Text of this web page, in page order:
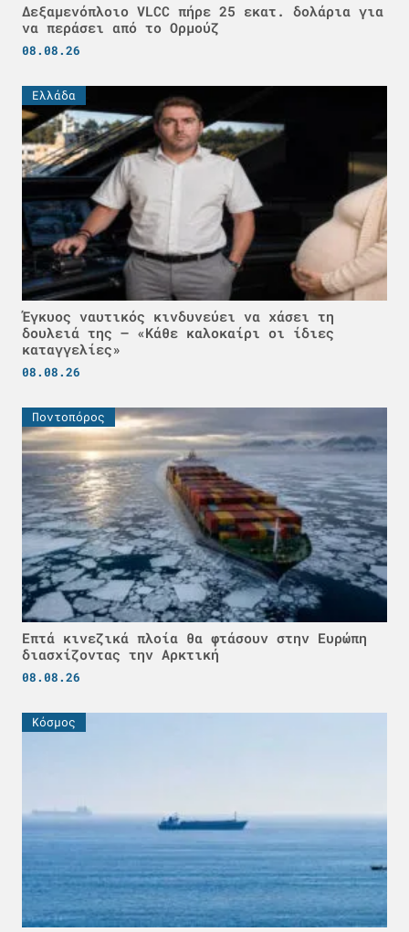
Δεξαμενόπλοιο VLCC πήρε 25 εκατ. δολάρια για
να περάσει από το Ορμούζ
08.08.26
Ελλάδα
Έγκυος ναυτικός κινδυνεύει να χάσει τη
δουλειά της – «Κάθε καλοκαίρι οι ίδιες
καταγγελίες»
08.08.26
Ποντοπόρος
Επτά κινεζικά πλοία θα φτάσουν στην Ευρώπη
διασχίζοντας την Αρκτική
08.08.26
Κόσμος